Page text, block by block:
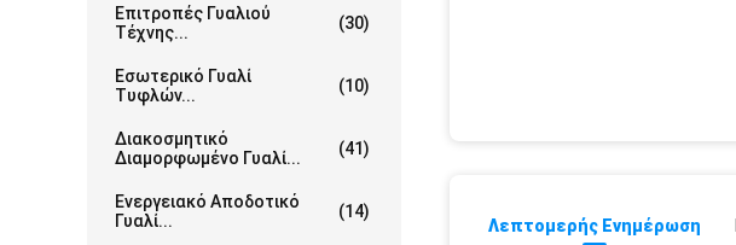
Επιτροπές Γυαλιού
Τέχνης...
(30)
Εσωτερικό Γυαλί
Τυφλών...
(10)
Διακοσμητικό
Διαμορφωμένο Γυαλί...
(41)
Ενεργειακό Αποδοτικό
Γυαλί...
(14)
Λεπτομερής Ενημέρωση